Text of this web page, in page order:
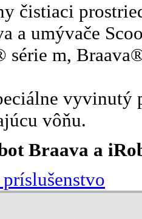
čistiaci
a umývače
série m,
vyvinutý
vôňu.
Braava a